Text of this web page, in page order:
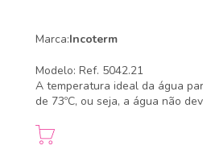
Marca:Incoterm
Modelo: Ref. 5042.21
A temperatura ideal da água
de 73ºC, ou seja, a água não